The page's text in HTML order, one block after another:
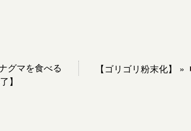
ナグマを食べる
】
【ゴリゴリ粉末化】 »